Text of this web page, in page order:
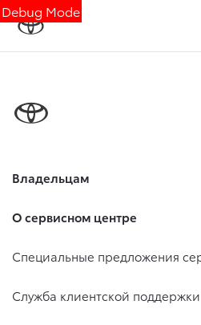
Debug Mode
Владельцам
О сервисном центре
Специальные предложения
Служба клиентской поддержки